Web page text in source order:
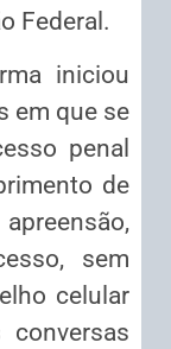
Federal.
iniciou
em que se
penal
de
sem
celular